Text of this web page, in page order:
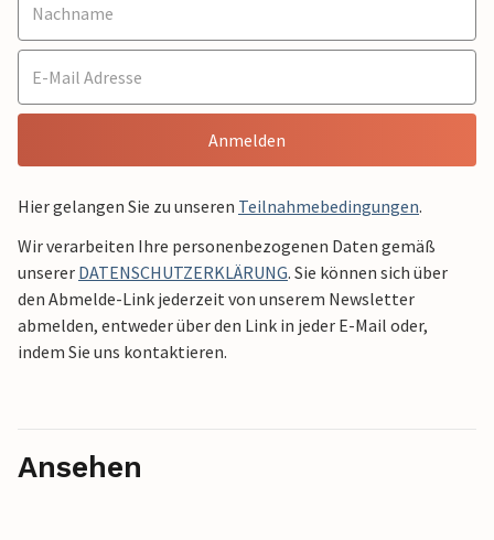
Anmelden
Hier gelangen Sie zu unseren Teilnahmebedingungen.
Wir verarbeiten Ihre personenbezogenen Daten gemäß
unserer DATENSCHUTZERKLÄRUNG. Sie können sich über
den Abmelde-Link jederzeit von unserem Newsletter
abmelden, entweder über den Link in jeder E-Mail oder,
indem Sie uns kontaktieren.
Ansehen